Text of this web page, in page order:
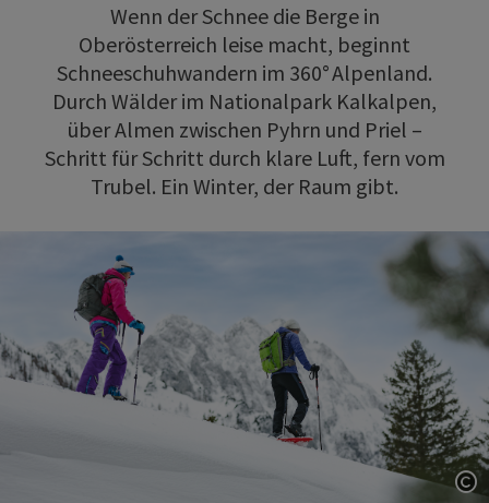
Wenn der Schnee die Berge in
Oberösterreich leise macht, beginnt
Schneeschuhwandern im 360° Alpenland.
Durch Wälder im Nationalpark Kalkalpen,
über Almen zwischen Pyhrn und Priel –
Schritt für Schritt durch klare Luft, fern vom
Trubel. Ein Winter, der Raum gibt.